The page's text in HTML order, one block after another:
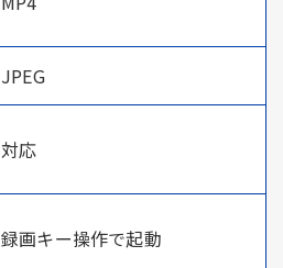
JPEG
対応
録画キー操作で起動